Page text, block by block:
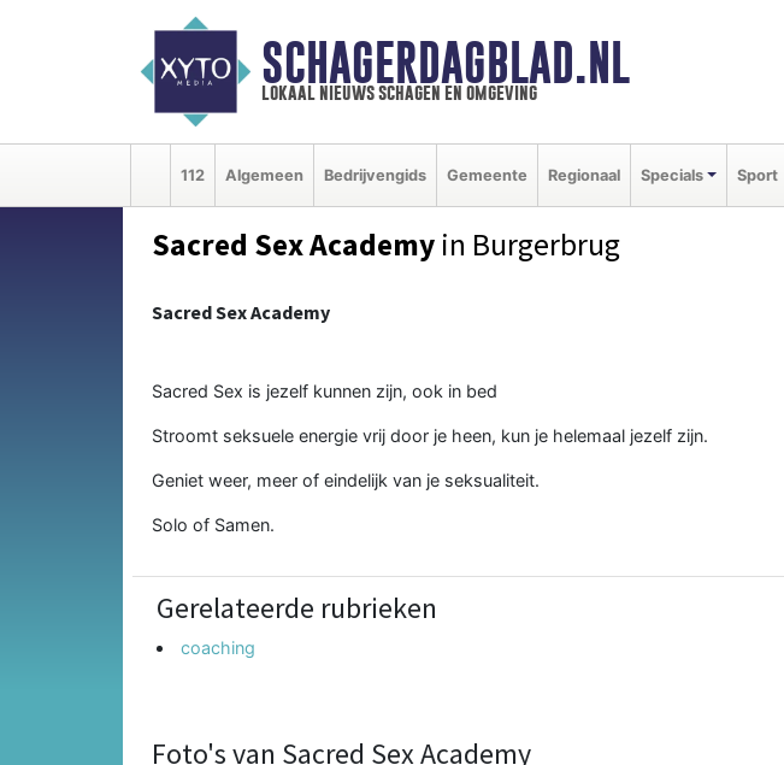
SCHAGERDAGBLAD.NL
lokaal nieuws schagen en omgeving
112 Algemeen Bedrijvengids Gemeente Regionaal Specials Sport
Sacred Sex Academy in Burgerbrug
Sacred Sex Academy
Sacred Sex is jezelf kunnen zijn, ook in bed
Stroomt seksuele energie vrij door je heen, kun je helemaal jezelf zijn.
Geniet weer, meer of eindelijk van je seksualiteit.
Solo of Samen.
Gerelateerde rubrieken
coaching
Foto's van Sacred Sex Academy